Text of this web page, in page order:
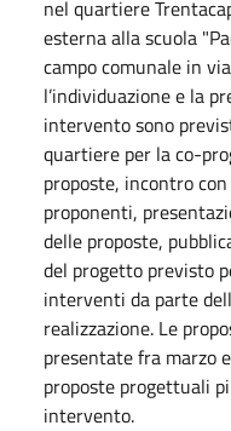
nel quartiere
esterna alla scuola
campo comunale in
l’individuazione e la
intervento sono
quartiere per la co-
proposte, incontro
proponenti,
delle proposte,
del progetto previsto
interventi da parte
realizzazione. Le
presentate fra marzo
proposte progettuali
intervento.